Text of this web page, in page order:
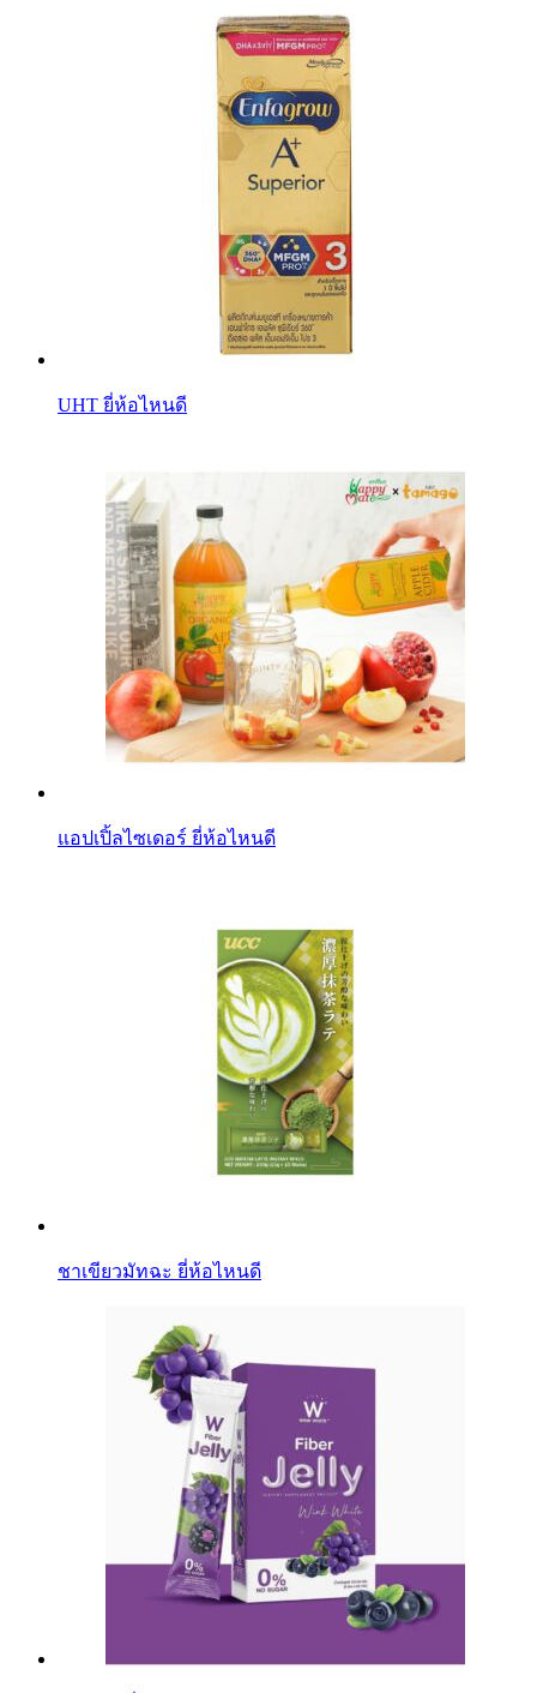
UHT ยี่ห้อไหนดี
แอปเปิ้ลไซเดอร์ ยี่ห้อไหนดี
ชาเขียวมัทฉะ ยี่ห้อไหนดี